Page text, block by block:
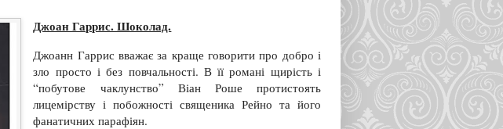
Джоан Гаррис. Шоколад.
Джоанн Гаррис вважає за краще говорити про добро і
зло просто і без повчальності. В її романі щирість і
“побутове чаклунство” Віан Роше протистоять
лицемірству і побожності священика Рейно та його
фанатичних парафіян.